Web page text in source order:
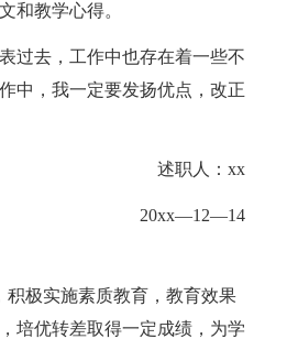
和教学心得。
过去，工作中也存在着一些不
中，我一定要发扬优点，改正
述职人：xx
20xx—12—14
积极实施素质教育，教育效果
培优转差取得一定成绩，为学